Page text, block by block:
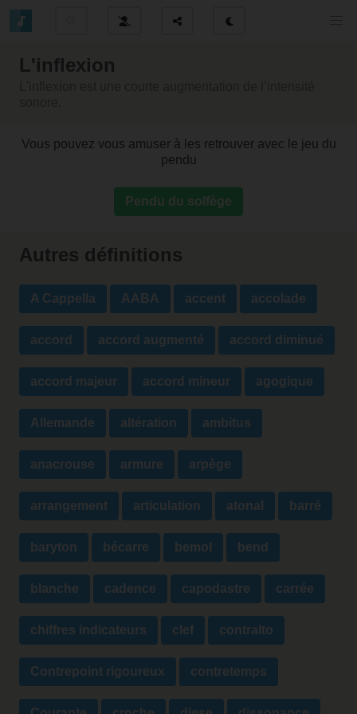
L'inflexion
Vous pouvez vous amuser à les retrouver avec le jeu du
pendu
Pendu du solfège
Autres définitions
A Cappella AABA accent accolade
accord accord augmenté accord diminué
accord majeur accord mineur agogique
Allemande altération ambitus
anacrouse armure arpège
arrangement articulation atonal barré
baryton bécarre bemol bend
blanche cadence capodastre carrée
chiffres indicateurs clef contralto
Contrepoint rigoureux contretemps